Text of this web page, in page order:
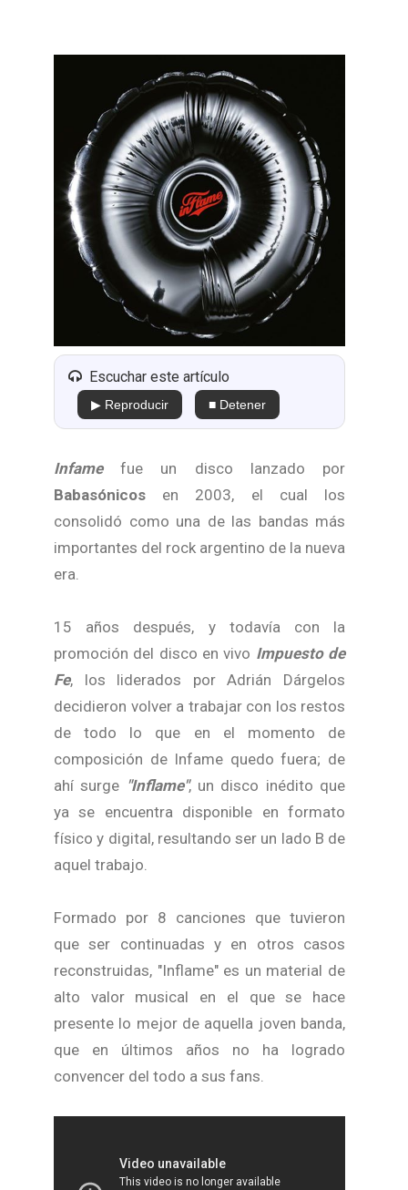
Escuchar este artículo
▶ Reproducir ■ Detener
Infamefue un disco lanzado por
Babasónicos en 2003, el cual los
consolidó como una de las bandas más
importantes del rock argentino de la nueva
era.
15 años después, y todavía con la
promoción del disco en vivo Impuesto de
Fe, los liderados por Adrián Dárgelos
decidieron volver a trabajar con los restos
de todo lo que en el momento de
composición de Infame quedo fuera; de
ahí surge "Inflame", un disco inédito que
ya se encuentra disponible en formato
físico y digital, resultando ser un lado B de
aquel trabajo.
Formado por 8 canciones que tuvieron
que ser continuadas y en otros casos
reconstruidas, "Inflame" es un material de
alto valor musical en el que se hace
presente lo mejor de aquella joven banda,
que en últimos años no ha logrado
convencer del todo a sus fans.